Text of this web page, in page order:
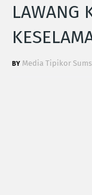
LAWANG
Media Tipikor